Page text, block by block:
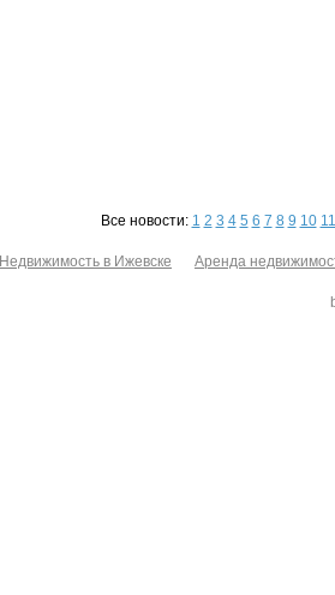
Все новости: 1 2 3 4 5 6 7 8 9 10 11
Недвижимость в Ижевске Аренда